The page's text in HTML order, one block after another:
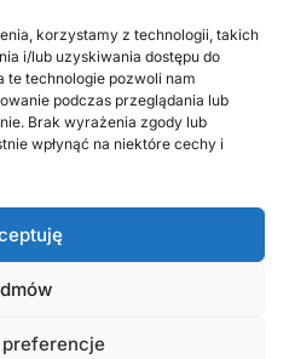
korzystamy z technologii, takich
i/lub uzyskiwania dostępu do
te technologie pozwoli nam
podczas przeglądania lub
Brak wyrażenia zgody lub
wpłynąć na niektóre cechy i
Z AUTOREM